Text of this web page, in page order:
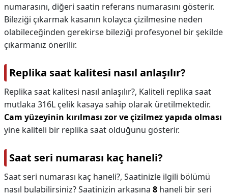
numarasını, diğeri saatin referans numarasını gösterir.
Bileziği çıkarmak kasanın kolayca çizilmesine neden
olabileceğinden gerekirse bileziği profesyonel bir şekilde
çıkarmanız önerilir.
Replika saat kalitesi nasıl anlaşılır?
Replika saat kalitesi nasıl anlaşılır?, Kaliteli replika saat
mutlaka 316L çelik kasaya sahip olarak üretilmektedir.
Cam yüzeyinin kırılması zor ve çizilmez yapıda olması
yine kaliteli bir replika saat olduğunu gösterir.
Saat seri numarası kaç haneli?
Saat seri numarası kaç haneli?, Saatinizle ilgili bölümü
nasıl bulabilirsiniz? Saatinizin arkasına 8 haneli bir seri